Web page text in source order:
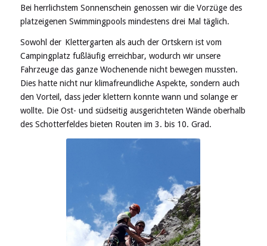
Bei herrlichstem Sonnenschein genossen wir die Vorzüge des
platzeigenen Swimmingpools mindestens drei Mal täglich.
Sowohl der Klettergarten als auch der Ortskern ist vom
Campingplatz fußläufig erreichbar, wodurch wir unsere
Fahrzeuge das ganze Wochenende nicht bewegen mussten.
Dies hatte nicht nur klimafreundliche Aspekte, sondern auch
den Vorteil, dass jeder klettern konnte wann und solange er
wollte. Die Ost- und südseitig ausgerichteten Wände oberhalb
des Schotterfeldes bieten Routen im 3. bis 10. Grad.